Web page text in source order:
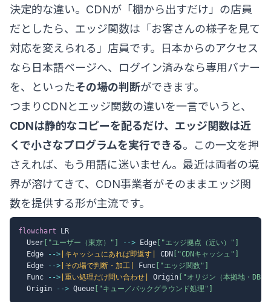
決定的な違い。CDNが「棚から出すだけ」の店員
だとしたら、エッジ関数は「お客さんの様子を見て
対応を変えられる」店員です。日本からのアクセス
なら日本語ページへ、ログイン済みなら専用バナー
を、といったその場の判断ができます。
つまりCDNとエッジ関数の違いを一言でいうと、
CDNは静的なコピーを配るだけ、エッジ関数は近
くで小さなプログラムを実行できる。この一文を押
さえれば、もう用語に迷いません。最近は両者の境
界が溶けてきて、CDN事業者がそのままエッジ関
数を提供する形が主流です。
flowchart LR
  User
["ユーザー（東京）"] --> Edge ["エッジ拠点（近い）"]
  Edge
--> |キャッシュにあれば即返す| CDN ["CDNキャッシュ"]
  Edge
--> |その場で判断・加工| Func ["エッジ関数"]
  Func
--> |重い処理だけ問い合わせ| Origin ["オリジン（本拠地・DB
  Origin
--> Queue ["キュー／バックグラウンド処理"]